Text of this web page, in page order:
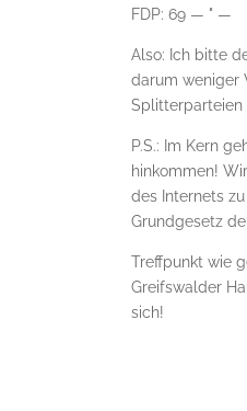
FDP: 69 — " —
Also: Ich bitte
darum weniger
Splitterparteien
P.S.: Im Kern
hinkommen!
des Internets
Grundgesetz
Treffpunkt wie
Greifswalder
sich!